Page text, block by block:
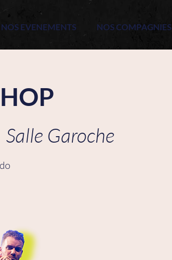
NOS EVENEMENTS NOS COMPAGNIES
Salle Garoche